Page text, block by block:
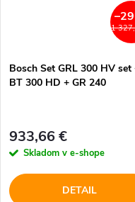
1
Bosch Set GRL 300 HV set
BT 300 HD + GR 240
933,66 €
Skladom v e-shope
DETAIL